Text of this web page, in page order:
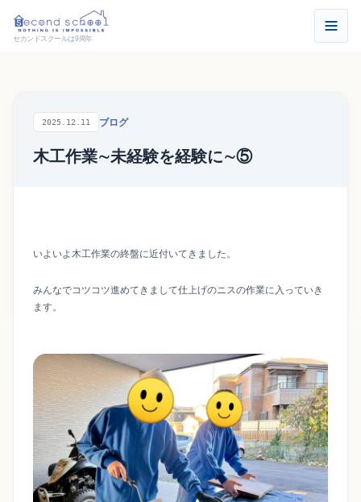
セカンドスクールは9周年
2025.12.11 ブログ
木工作業∼未経験を経験に∼⑤
いよいよ木工作業の終盤に近付いてきました。
みんなでコツコツ進めてきまして仕上げのニスの作業に入っていき
ます。